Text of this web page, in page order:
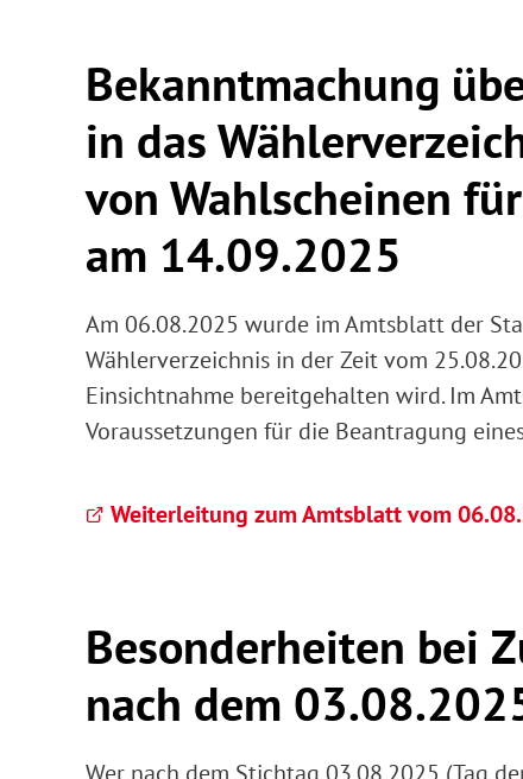
Bekanntmachung
in das
von Wahlscheinen
am 14.09.2025
Am 06.08.2025 wurde im Amtsblatt der
Wählerverzeichnis in der Zeit vom
Einsichtnahme bereitgehalten wird. Im
Voraussetzungen für die Beantragung
Weiterleitung zum Amtsblatt vom
Besonderheiten bei
nach dem
Wer nach dem Stichtag 03.08.2025 (Tag